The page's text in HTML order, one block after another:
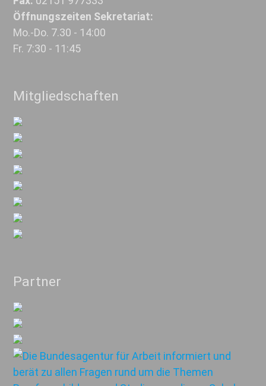
Öffnungszeiten Sekretariat:
Mo.-Do. 7.30 - 14:00
Fr. 7:30 - 11:45
Mitgliedschaften
Partner